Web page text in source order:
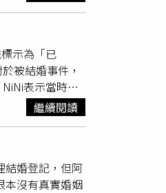
丙級廚師證難不
為情侶關係。
他們接獲檢舉
法》開了張新
記」，大半年
如今因著訴願
釘釘沒得商
業服務法》第
不會走味？
長待台灣、
無奈攤手了。
就曾遭人投訴，
際上卻是利用
實際上這些所
爆打，但辦理
成為詐團的洗
終入獄服刑。
）有知情人士
戶有沒有被凍
，多半可以直
為「公司負責
體的身分證件
財產規劃」為
住處墜樓身
子均獲不起
6月徒刑定
中地院於6月
結合」之結婚
於雙方未於20
灣地區與大陸地
籍，且先前自
中國出生，極
避條例限制，
背立法原意。
示為「已
被結婚事件，
表示當時她
本並不在自己
遺失過身分證
詢問，對方回
以利審批流
並非個案。今
繼續閱讀
結婚登記，但阿
本沒有真實婚姻